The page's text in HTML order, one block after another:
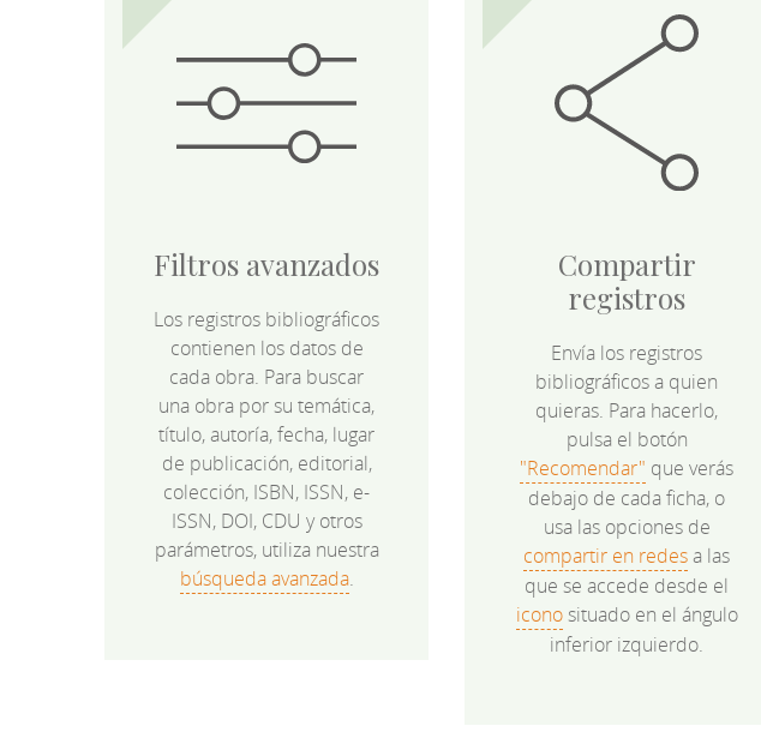
Filtros avanzados
Los registros bibliográficos
contienen los datos de
cada obra. Para buscar
una obra por su temática,
título, autoría, fecha, lugar
de publicación, editorial,
colección, ISBN, ISSN, e-
ISSN, DOI, CDU y otros
parámetros, utiliza nuestra
búsqueda avanzada.
Compartir
registros
Envía los registros
bibliográficos a quien
quieras. Para hacerlo,
pulsa el botón
"Recomendar" que verás
debajo de cada ficha, o
usa las opciones de
compartir en redesa las
que se accede desde el
iconosituado en el ángulo
inferior izquierdo.